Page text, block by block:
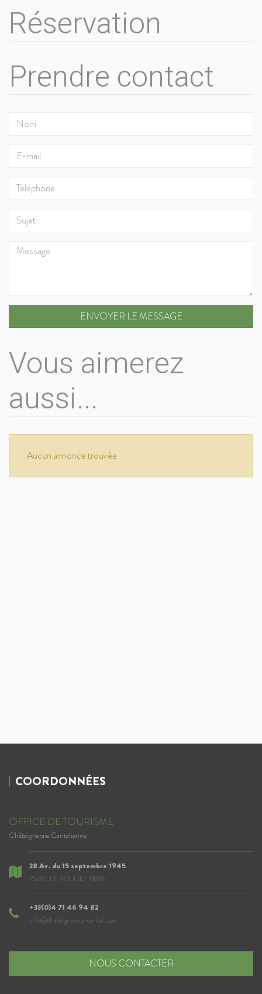
Réservation
Prendre contact
ENVOYER LE MESSAGE
Vous aimerez
aussi...
Aucun annonce trouvée
COORDONNÉES
OFFICE DE TOURISME
Châtaigneraie Cantalienne
28 Av. du 15 septembre 1945
15290 LE ROUGET PERS
+33(0)4 71 46 94 82
info@chataigneraie-cantal.com
NOUS CONTACTER